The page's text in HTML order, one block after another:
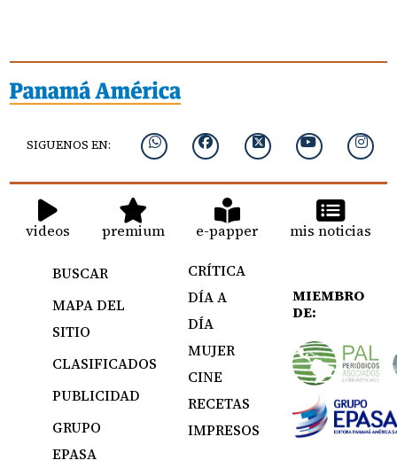
SIGUENOS EN:
videos premium e-papper mis noticias
BUSCAR
MAPA DEL
SITIO
CLASIFICADOS
PUBLICIDAD
GRUPO
EPASA
CRÍTICA
DÍA A
DÍA
MUJER
CINE
RECETAS
IMPRESOS
MIEMBRO
DE: